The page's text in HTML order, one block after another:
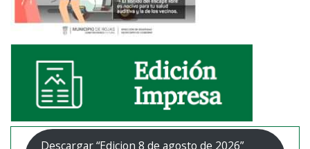
Descargar “Edicion 8 de agosto de 2026”